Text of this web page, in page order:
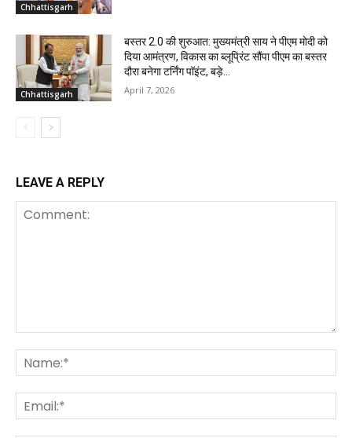
Chhattisgarh
Chhattisgarh
बस्तर 2.0 की शुरुआत: मुख्यमंत्री साय ने पीएम मोदी को
दिया आमंत्रण, विकास का ब्लूप्रिंट सौंपा पीएम का बस्तर
दौरा बनेगा टर्निंग पॉइंट, बड़े...
April 7, 2026
LEAVE A REPLY